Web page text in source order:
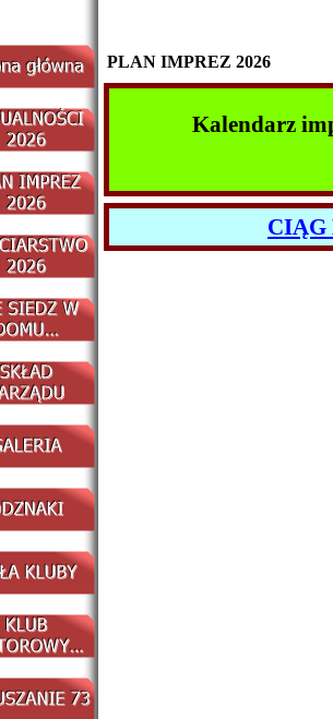
PLAN IMPREZ 2026
Kalendarz
CIĄG